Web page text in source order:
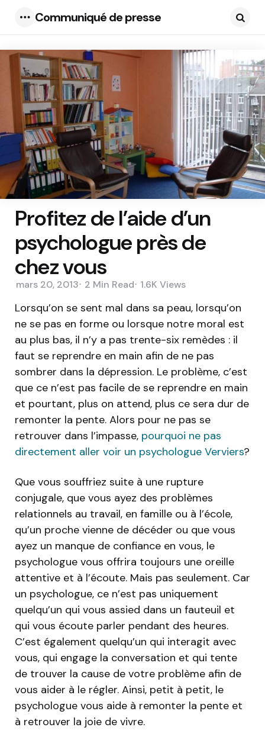
Communiqué de presse
Profitez de l’aide d’un
psychologue près de
chez vous
mars 20, 2013 2 Min Read 1.6K Views
Lorsqu’on se sent mal dans sa peau, lorsqu’on
ne se pas en forme ou lorsque notre moral est
au plus bas, il n’y a pas trente-six remèdes : il
faut se reprendre en main afin de ne pas
sombrer dans la dépression. Le problème, c’est
que ce n’est pas facile de se reprendre en main
et pourtant, plus on attend, plus ce sera dur de
remonter la pente. Alors pour ne pas se
retrouver dans l’impasse, pourquoi ne pas
directement aller voir un psychologue Verviers?
Que vous souffriez suite à une rupture
conjugale, que vous ayez des problèmes
relationnels au travail, en famille ou à l’école,
qu’un proche vienne de décéder ou que vous
ayez un manque de confiance en vous, le
psychologue vous offrira toujours une oreille
attentive et à l’écoute. Mais pas seulement. Car
un psychologue, ce n’est pas uniquement
quelqu’un qui vous assied dans un fauteuil et
qui vous écoute parler pendant des heures.
C’est également quelqu’un qui interagit avec
vous, qui engage la conversation et qui tente
de trouver la cause de votre problème afin de
vous aider à le régler. Ainsi, petit à petit, le
psychologue vous aide à remonter la pente et
à retrouver la joie de vivre.